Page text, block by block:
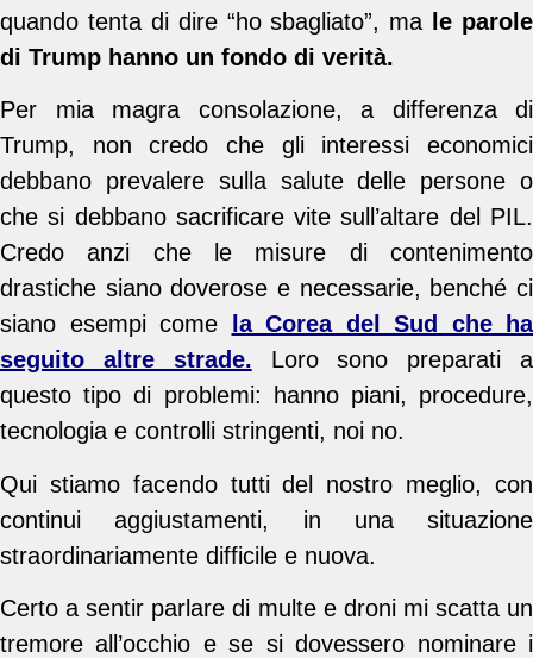
quando tenta di dire “ho sbagliato”, ma
le parole
di Trump hanno un fondo di verità.
Per mia magra consolazione, a differenza di
Trump, non credo che gli interessi economici
debbano prevalere sulla salute delle persone o
che si debbano sacrificare vite sull’altare del PIL.
Credo anzi che le misure di contenimento
drastiche siano doverose e necessarie, benché ci
siano esempi come
la Corea del Sud che ha
seguito altre strade.
Loro sono preparati a
questo tipo di problemi: hanno piani, procedure,
tecnologia e controlli stringenti, noi no.
Qui stiamo facendo tutti del nostro meglio, con
continui aggiustamenti, in una situazione
straordinariamente difficile e nuova.
Certo a sentir parlare di multe e droni mi scatta un
tremore all’occhio e se si dovessero nominare i